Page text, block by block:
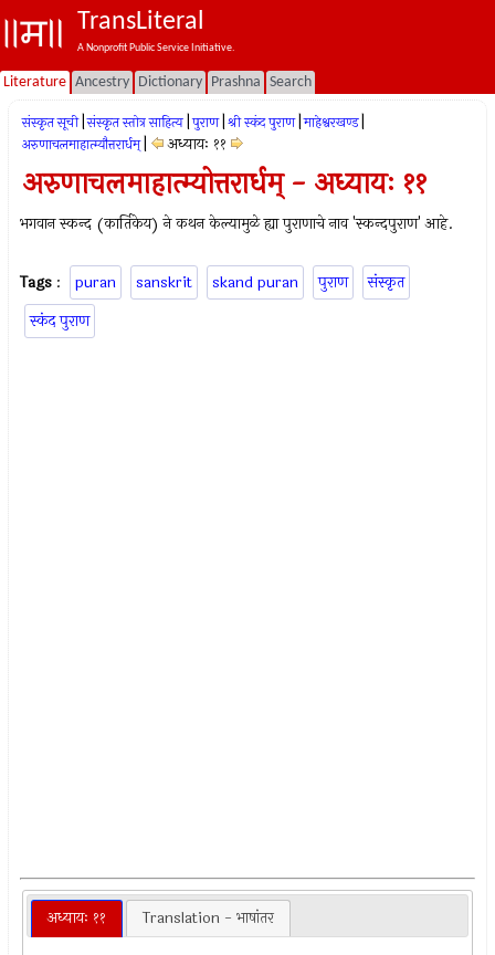
TransLiteral
A Nonprofit Public Service Initiative.
Literature Ancestry Dictionary Prashna Search
संस्कृत सूची संस्कृत स्तोत्र साहित्य पुराण श्री स्कंद पुराण माहेश्वरखण्ड
अरुणाचलमाहात्म्यौत्तरार्धम् अध्यायः ११
अरुणाचलमाहात्म्योत्तरार्धम् - अध्यायः ११
भगवान स्कन्द (कार्तिकेय) ने कथन केल्यामुळे ह्या पुराणाचे नाव 'स्कन्दपुराण' आहे.
Tags : puran sanskrit skand puran पुराण
संस्कृत
स्कंद पुराण
अध्यायः ११ Translation - भाषांतर